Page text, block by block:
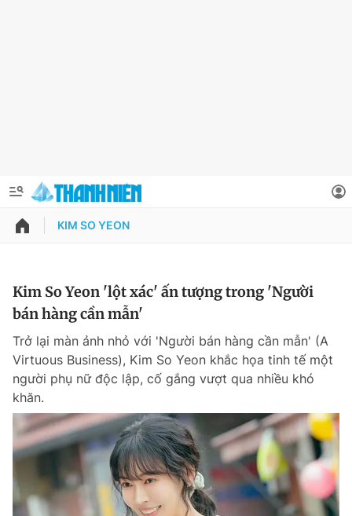
QUẢNG CÁO
Chuyên mục khác
Chào ngày mới
Tin thị trường Tin 360
Video Magazine
Thông tin tài khoản
Đổi mật khẩu
Tin đã xem
Đăng xuất
KIM SO YEON
Kim So Yeon 'lột xác' ấn tượng trong 'Người
bán hàng cần mẫn'
Trở lại màn ảnh nhỏ với 'Người bán hàng cần mẫn' (A
Virtuous Business), Kim So Yeon khắc họa tinh tế một
người phụ nữ độc lập, cố gắng vượt qua nhiều khó
khăn.